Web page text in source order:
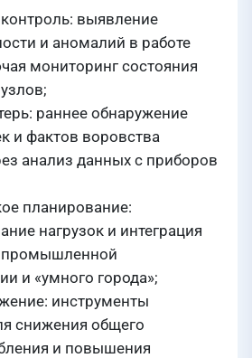
выявление
и аномалий в работе
мониторинг состояния
раннее обнаружение
и фактов воровства
анализ данных с приборов
планирование:
нагрузок и интеграция
промышленной
и «умного города»;
инструменты
снижения общего
и повышения